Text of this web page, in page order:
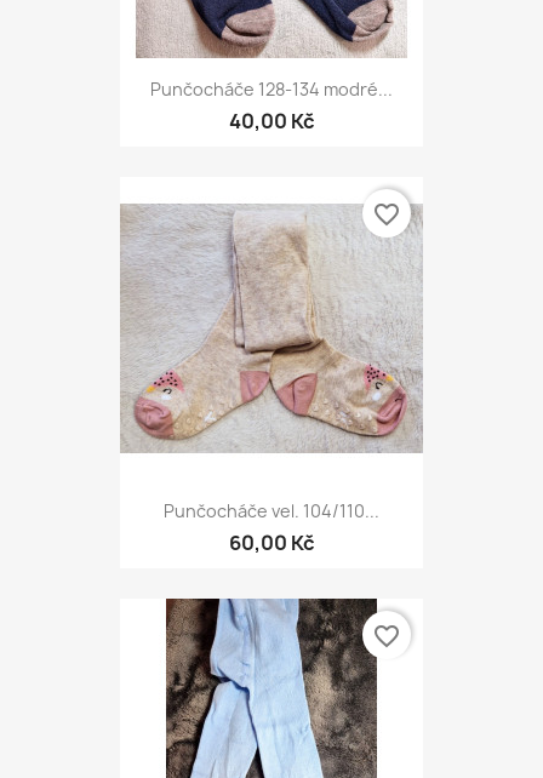
Punčocháče 128-134 modré...
40,00 Kč
Punčocháče vel. 104/110...
60,00 Kč
favorite_border
favorite_border